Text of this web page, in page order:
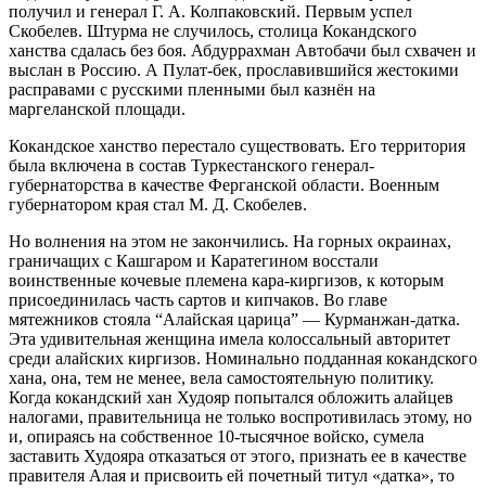
получил и генерал Г. А. Колпаковский. Первым успел
Скобелев. Штурма не случилось, столица Кокандского
ханства сдалась без боя. Абдуррахман Автобачи был схвачен и
выслан в Россию. А Пулат-бек, прославившийся жестокими
расправами с русскими пленными был казнён на
маргеланской площади.
Кокандское ханство перестало существовать. Его территория
была включена в состав Туркестанского генерал-
губернаторства в качестве Ферганской области. Военным
губернатором края стал М. Д. Скобелев.
Но волнения на этом не закончились. На горных окраинах,
граничащих с Кашгаром и Каратегином восстали
воинственные кочевые племена кара-киргизов, к которым
присоединилась часть сартов и кипчаков. Во главе
мятежников стояла “Алайская царица” — Курманжан-датка.
Эта удивительная женщина имела колоссальный авторитет
среди алайских киргизов. Номинально подданная кокандского
хана, она, тем не менее, вела самостоятельную политику.
Когда кокандский хан Худояр попытался обложить алайцев
налогами, правительница не только воспротивилась этому, но
и, опираясь на собственное 10-тысячное войско, сумела
заставить Худояра отказаться от этого, признать ее в качестве
правителя Алая и присвоить ей почетный титул «датка», то